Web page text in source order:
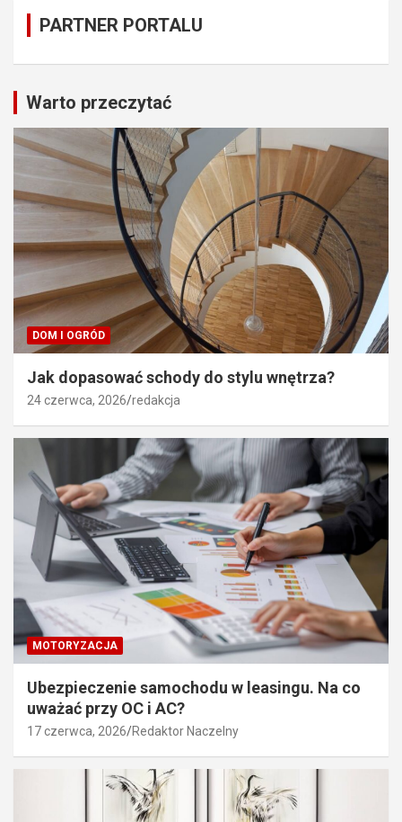
PARTNER PORTALU
Warto przeczytać
DOM I OGRÓD
Jak dopasować schody do stylu wnętrza?
24 czerwca, 2026 redakcja
MOTORYZACJA
Ubezpieczenie samochodu w leasingu. Na co
uważać przy OC i AC?
17 czerwca, 2026 Redaktor Naczelny